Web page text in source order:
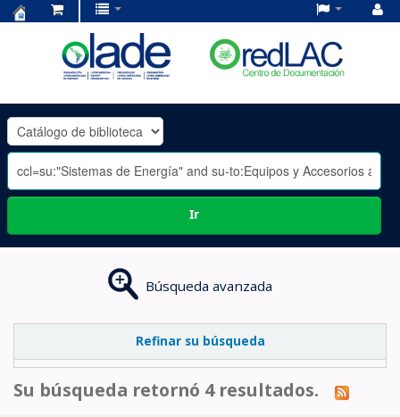
OLADE
-
Ir
Búsqueda avanzada
Refinar su búsqueda
Su búsqueda retornó 4 resultados.